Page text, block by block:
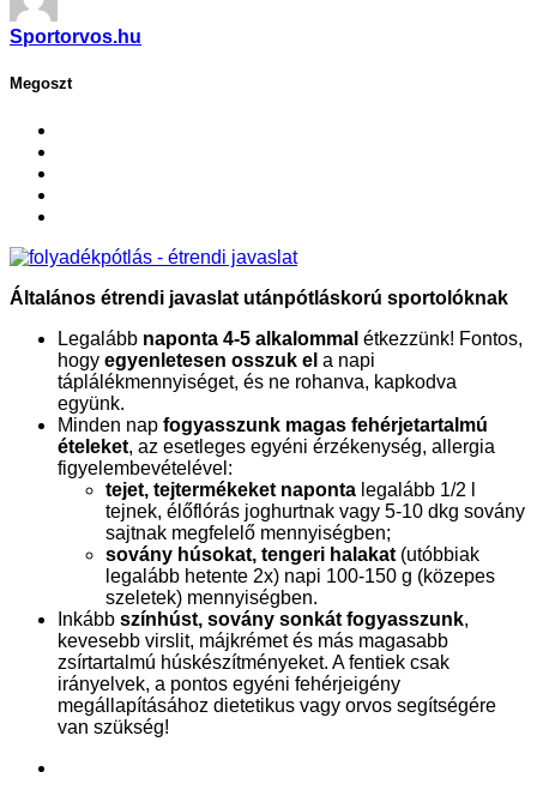
Sportorvos.hu
Megoszt
Általános étrendi javaslat utánpótláskorú sportolóknak
Legalább naponta 4-5 alkalommal étkezzünk! Fontos,
hogy egyenletesen osszuk el a napi
táplálékmennyiséget, és ne rohanva, kapkodva
együnk.
Minden nap fogyasszunk magas fehérjetartalmú
ételeket, az esetleges egyéni érzékenység, allergia
figyelembevételével:
tejet, tejtermékeket naponta legalább 1/2 l
tejnek, élőflórás joghurtnak vagy 5-10 dkg sovány
sajtnak megfelelő mennyiségben;
sovány húsokat, tengeri halakat (utóbbiak
legalább hetente 2x) napi 100-150 g (közepes
szeletek) mennyiségben.
Inkább színhúst, sovány sonkát fogyasszunk,
kevesebb virslit, májkrémet és más magasabb
zsírtartalmú húskészítményeket. A fentiek csak
irányelvek, a pontos egyéni fehérjeigény
megállapításához dietetikus vagy orvos segítségére
van szükség!